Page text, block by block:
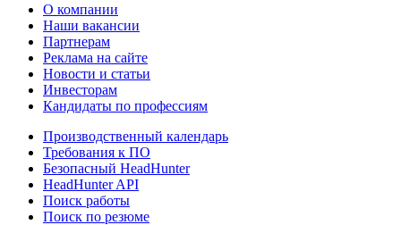
О компании
Наши вакансии
Партнерам
Реклама на сайте
Новости и статьи
Инвесторам
Кандидаты по профессиям
Производственный календарь
Требования к ПО
Безопасный HeadHunter
HeadHunter API
Поиск работы
Поиск по резюме